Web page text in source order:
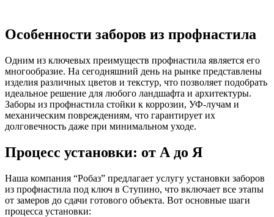
Особенности заборов из профнастила
Одним из ключевых преимуществ профнастила является его
многообразие. На сегодняшний день на рынке представлены
изделия различных цветов и текстур, что позволяет подобрать
идеальное решение для любого ландшафта и архитектуры.
Заборы из профнастила стойки к коррозии, УФ-лучам и
механическим повреждениям, что гарантирует их
долговечность даже при минимальном уходе.
Процесс установки: от А до Я
Наша компания “Робаз” предлагает услугу установки заборов
из профнастила под ключ в Ступино, что включает все этапы
от замеров до сдачи готового объекта. Вот основные шаги
процесса установки: